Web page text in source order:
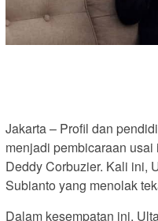
Jakarta – Profil dan
menjadi pembicaraan
Deddy Corbuzier. Kali ini,
Subianto yang menolak
Dalam kesempatan ini,